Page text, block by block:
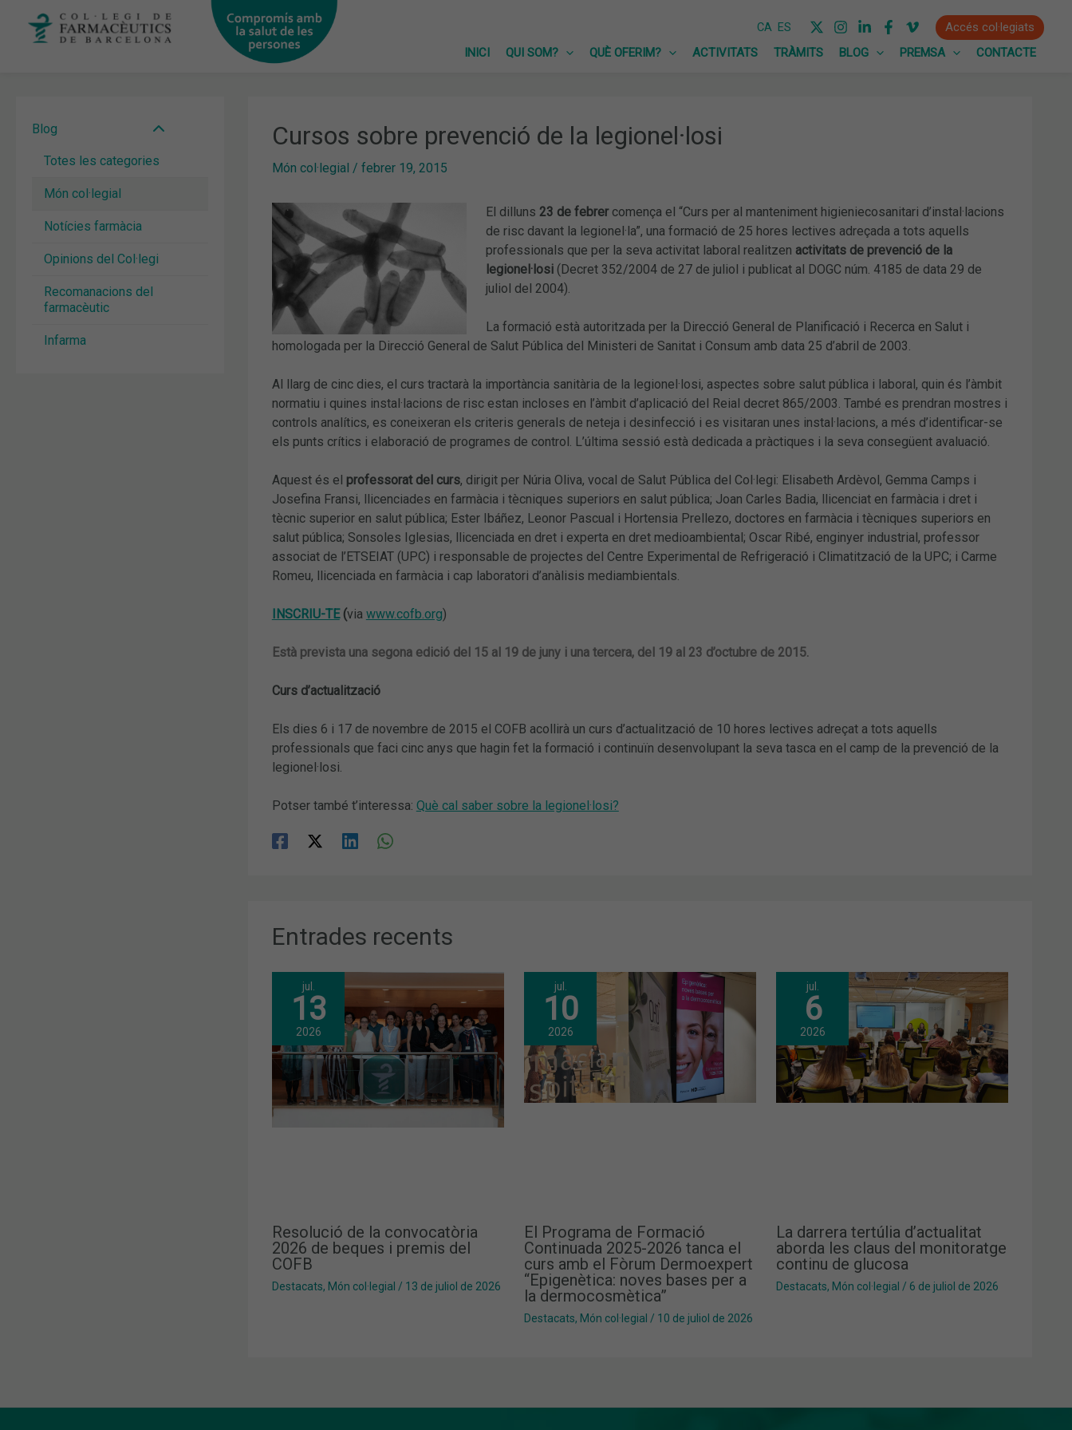
CA ES
Accés col·legiats
INICI
QUI SOM? QUÈ OFERIM? ACTIVITATS TRÀMITS BLOG PREMSA CONTACTE
Blog
Totes les categories
Món col·legial
Notícies farmàcia
Opinions del Col·legi
Recomanacions del
farmacèutic
Infarma
Cursos sobre prevenció de la legionel·losi
Món col·legial / febrer 19, 2015
El dilluns 23 de febrercomença el “Curs per al manteniment higieniecosanitari d’instal·lacions
de risc davant la legionel·la”, una formació de 25 hores lectives adreçada a tots aquells
professionals que per la seva activitat laboral realitzen activitats de prevenció de la
legionel·losi(Decret 352/2004 de 27 de juliol i publicat al DOGC núm. 4185 de data 29 de
juliol del 2004).
La formació està autoritzada per la Direcció General de Planificació i Recerca en Salut i
homologada per la Direcció General de Salut Pública del Ministeri de Sanitat i Consum amb data 25 d’abril de 2003.
Al llarg de cinc dies, el curs tractarà la importància sanitària de la legionel·losi, aspectes sobre salut pública i laboral, quin és l’àmbit
normatiu i quines instal·lacions de risc estan incloses en l’àmbit d’aplicació del Reial decret 865/2003. També es prendran mostres i
controls analítics, es coneixeran els criteris generals de neteja i desinfecció i es visitaran unes instal·lacions, a més d’identificar-se
els punts crítics i elaboració de programes de control. L’última sessió està dedicada a pràctiques i la seva consegüent avaluació.
Aquest és el professorat del curs, dirigit per Núria Oliva, vocal de Salut Pública del Col·legi: Elisabeth Ardèvol, Gemma Camps i
Josefina Fransi, llicenciades en farmàcia i tècniques superiors en salut pública; Joan Carles Badia, llicenciat en farmàcia i dret i
tècnic superior en salut pública; Ester Ibáñez, Leonor Pascual i Hortensia Prellezo, doctores en farmàcia i tècniques superiors en
salut pública; Sonsoles Iglesias, llicenciada en dret i experta en dret medioambiental; Oscar Ribé, enginyer industrial, professor
associat de l’ETSEIAT (UPC) i responsable de projectes del Centre Experimental de Refrigeració i Climatització de la UPC; i Carme
Romeu, llicenciada en farmàcia i cap laboratori d’anàlisis mediambientals.
INSCRIU-TE(via www.cofb.org)
Està prevista una segona edició del 15 al 19 de juny i una tercera, del 19 al 23 d’octubre de 2015.
Curs d’actualització
Els dies 6 i 17 de novembre de 2015 el COFB acollirà un curs d’actualització de 10 hores lectives adreçat a tots aquells
professionals que faci cinc anys que hagin fet la formació i continuïn desenvolupant la seva tasca en el camp de la prevenció de la
legionel·losi.
Potser també t’interessa: Què cal saber sobre la legionel·losi?
Entrades recents
jul.
13
2026
Resolució de la convocatòria
2026 de beques i premis del
COFB
Destacats, Món col·legial / 13 de juliol de 2026
jul.
10
2026
El Programa de Formació
Continuada 2025-2026 tanca el
curs amb el Fòrum Dermoexpert
“Epigenètica: noves bases per a
la dermocosmètica”
Destacats, Món col·legial / 10 de juliol de 2026
jul.
6
2026
La darrera tertúlia d’actualitat
aborda les claus del monitoratge
continu de glucosa
Destacats, Món col·legial / 6 de juliol de 2026